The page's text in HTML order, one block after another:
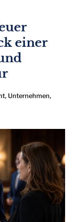
einer
, Unternehmen,